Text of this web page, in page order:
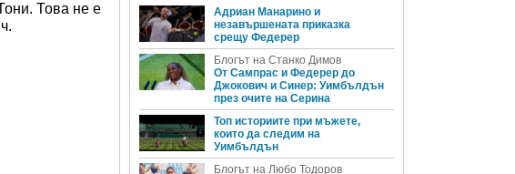
Това не е
Адриан Манарино и
незавършената приказка
срещу Федерер
Блогът на Станко Димов
От Сампрас и Федерер до
Джокович и Синер: Уимбълдън
през очите на Серина
Топ историите при мъжете,
които да следим на
Уимбълдън
Блогът на Любо Тодоров